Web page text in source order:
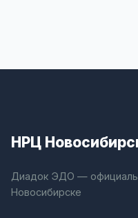
НРЦ
Диадок ЭДО —
Новосибирске